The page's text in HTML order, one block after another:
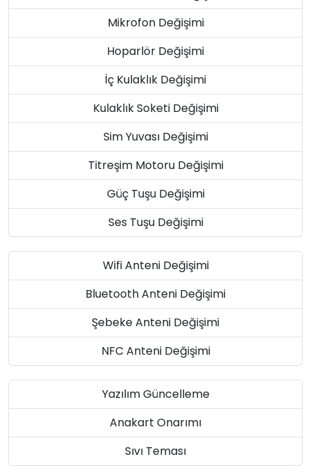
Mikrofon Değişimi
Hoparlör Değişimi
İç Kulaklık Değişimi
Kulaklık Soketi Değişimi
Sim Yuvası Değişimi
Titreşim Motoru Değişimi
Güç Tuşu Değişimi
Ses Tuşu Değişimi
Wifi Anteni Değişimi
Bluetooth Anteni Değişimi
Şebeke Anteni Değişimi
NFC Anteni Değişimi
Yazılım Güncelleme
Anakart Onarımı
Sıvı Teması